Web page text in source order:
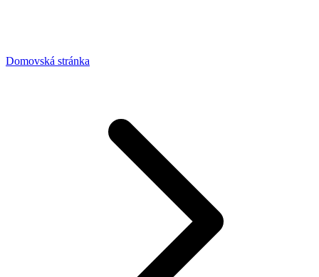
Domovská stránka